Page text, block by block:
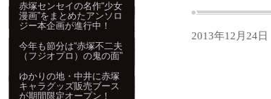
2013年12月24日
赤塚センセイの名作“少女
漫画”をまとめたアンソロ
ジー本企画が進行中！
今年も節分は“赤塚不二夫
（フジオプロ）の鬼の面”
ゆかりの地・中井に赤塚
キャラグッズ販売ブース
が期間限定オープン！